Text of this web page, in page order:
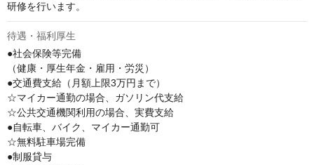
研修を行います。
待遇・福利厚生
●社会保険等完備
（健康・厚生年金・雇用・労災）
●交通費支給（月額上限3万円まで）
☆マイカー通勤の場合、ガソリン代支給
☆公共交通機関利用の場合、実費支給
●自転車、バイク、マイカー通勤可
☆無料駐車場完備
●制服貸与